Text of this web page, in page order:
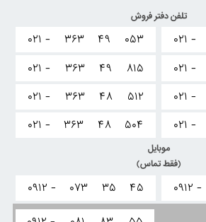
تلفن دفتر فروش
۰۲۱ -
۰۲۱ -
۰۲۱ -
۰۲۱ -
۰۲۱ - ۳۶۳ ۴۹
۰۵۳
۰۲۱ -
۳۶۳ ۴۹
۸۱۵
۰۲۱ -
۳۶۳ ۴۸
۵۱۲
۰۲۱ -
۳۶۳ ۴۸ ۵۰۴
موبایل
(فقط تماس)
۰۹۱۲ - ۰۹۱۲ - ۰۷۳ ۳۵ ۴۵